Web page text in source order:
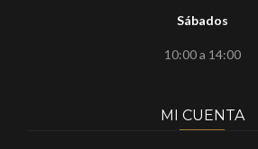
Sábados
10:00 a 14:00
MI CUENTA